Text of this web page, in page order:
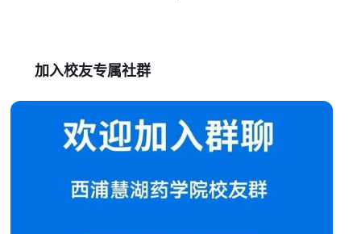
加入校友专属社群